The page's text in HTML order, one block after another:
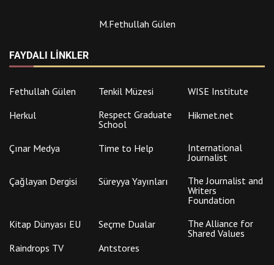
M.Fethullah Gülen
FAYDALI LINKLER
Fethullah Gülen Tenkil Müzesi
WISE Institute
Herkul
Respect Graduate
School
Hikmet.net
Çınar Medya Time to Help
International
Journalist
Çağlayan Dergisi
Süreyya Yayınları
The Journalist and
Writers
Foundation
Kitap Dünyası EU
Seçme Dualar
The Alliance for
Shared Values
Raindrops TV
Antstores